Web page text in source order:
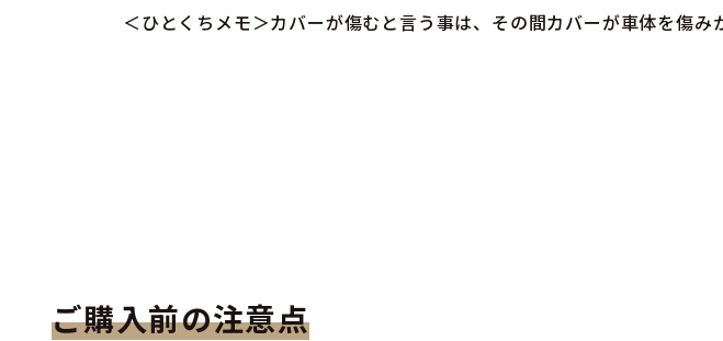
＜ひとくちメモ＞カバーが傷むと言う事は、その間カバーが車体を傷み
ご購入前の注意点